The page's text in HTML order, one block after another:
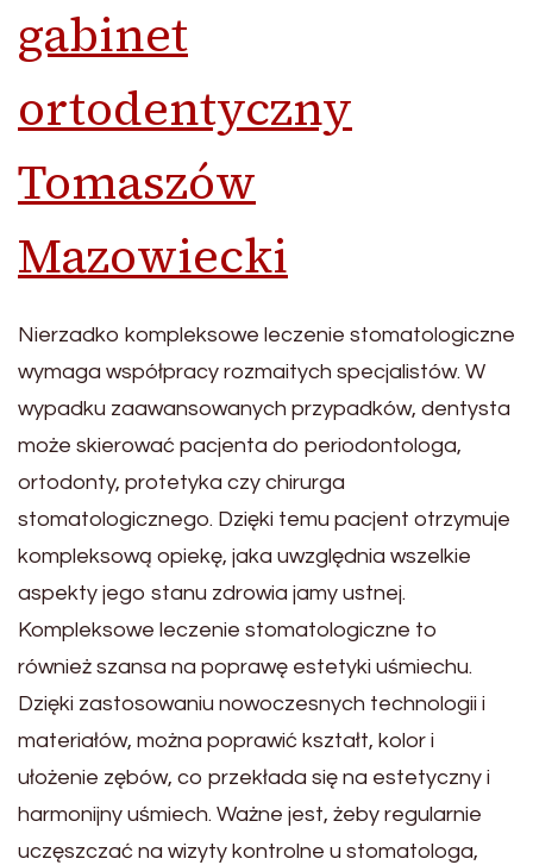
gabinet
ortodentyczny
Tomaszów
Mazowiecki
Nierzadko kompleksowe leczenie stomatologiczne
wymaga współpracy rozmaitych specjalistów. W
wypadku zaawansowanych przypadków, dentysta
może skierować pacjenta do periodontologa,
ortodonty, protetyka czy chirurga
stomatologicznego. Dzięki temu pacjent otrzymuje
kompleksową opiekę, jaka uwzględnia wszelkie
aspekty jego stanu zdrowia jamy ustnej.
Kompleksowe leczenie stomatologiczne to
również szansa na poprawę estetyki uśmiechu.
Dzięki zastosowaniu nowoczesnych technologii i
materiałów, można poprawić kształt, kolor i
ułożenie zębów, co przekłada się na estetyczny i
harmonijny uśmiech. Ważne jest, żeby regularnie
uczęszczać na wizyty kontrolne u stomatologa,